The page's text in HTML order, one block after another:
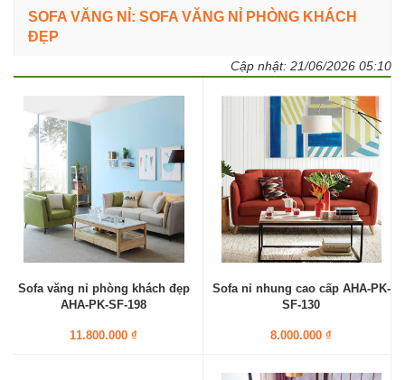
SOFA VĂNG NỈ: SOFA VĂNG NỈ PHÒNG KHÁCH
ĐẸP
Cập nhật: 21/06/2026 05:10
Sofa văng nỉ phòng khách đẹp
AHA-PK-SF-198
11.800.000 ₫
Sofa nỉ nhung cao cấp AHA-PK-
SF-130
8.000.000 ₫